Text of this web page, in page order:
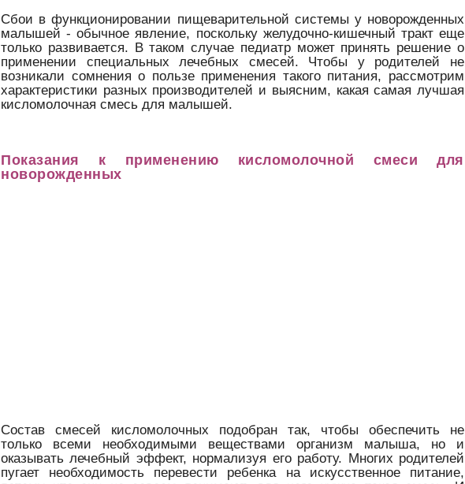
Сбои в функционировании пищеварительной системы у новорожденных
малышей - обычное явление, поскольку желудочно-кишечный тракт еще
только развивается. В таком случае педиатр может принять решение о
применении специальных лечебных смесей. Чтобы у родителей не
возникали сомнения о пользе применения такого питания, рассмотрим
характеристики разных производителей и выясним, какая самая лучшая
кисломолочная смесь для малышей.
Показания к применению кисломолочной смеси для
новорожденных
Состав смесей кисломолочных подобран так, чтобы обеспечить не
только всеми необходимыми веществами организм малыша, но и
оказывать лечебный эффект, нормализуя его работу. Многих родителей
пугает необходимость перевести ребенка на искусственное питание,